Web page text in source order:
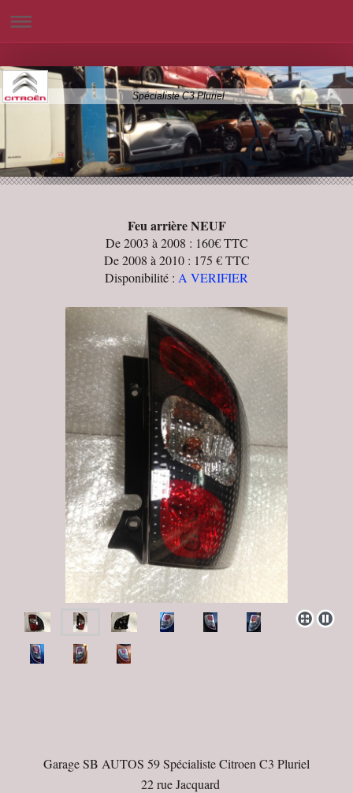
Spécialiste C3 Pluriel
Feu arrière NEUF
De 2003 à 2008 : 160€ TTC
De 2008 à 2010 : 175 € TTC
Disponibilité : A VERIFIER
Garage SB AUTOS 59 Spécialiste Citroen C3 Pluriel
22 rue Jacquard